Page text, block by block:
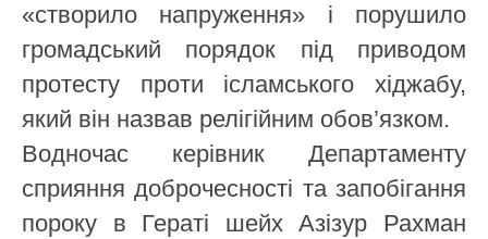
«створило напруження» і порушило
громадський порядок під приводом
протесту проти ісламського хіджабу,
який він назвав релігійним обов’язком.
Водночас керівник Департаменту
сприяння доброчесності та запобігання
пороку в Гераті шейх Азізур Рахман